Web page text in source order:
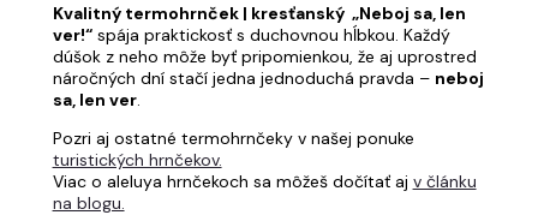
Kvalitný termohrnček | kresťanský „Neboj sa, len
ver!“spája praktickosť s duchovnou hĺbkou. Každý
dúšok z neho môže byť pripomienkou, že aj uprostred
náročných dní stačí jedna jednoduchá pravda – neboj
sa, len ver.
Pozri aj ostatné termohrnčeky v našej ponuke
turistických hrnčekov.
Viac o aleluya hrnčekoch sa môžeš dočítať aj v článku
na blogu.